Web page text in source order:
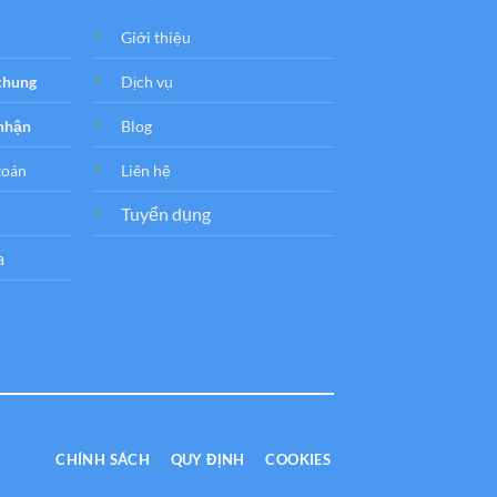
Giới thiệu
Dịch vụ
Blog
Liên hệ
Tuyển dụng
CHÍNH SÁCH QUY ĐỊNH COOKIES